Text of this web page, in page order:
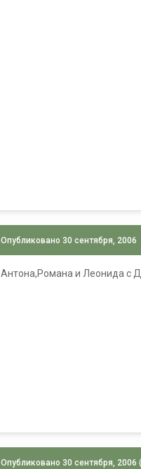
Опубликовано 30 сентября, 2006
Антона,Романа и Леонида с
Опубликовано 30 сентября, 2006